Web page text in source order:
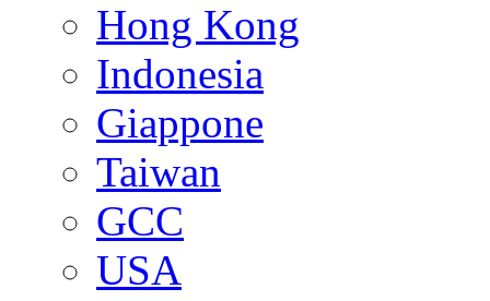
Hong Kong
Indonesia
Giappone
Taiwan
GCC
USA